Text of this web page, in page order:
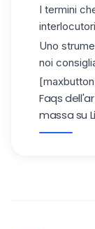
I termini
Uno
noi
Faqs
massa su